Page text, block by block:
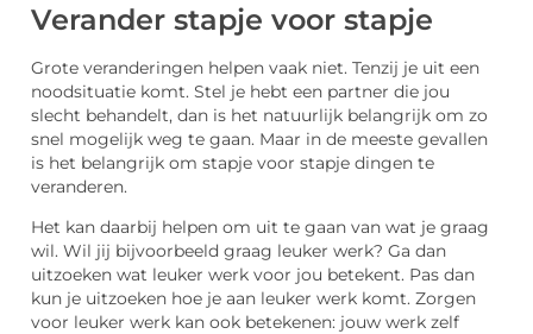
Verander stapje voor stapje
Grote veranderingen helpen vaak niet. Tenzij je uit een
noodsituatie komt. Stel je hebt een partner die jou
slecht behandelt, dan is het natuurlijk belangrijk om zo
snel mogelijk weg te gaan. Maar in de meeste gevallen
is het belangrijk om stapje voor stapje dingen te
veranderen.
Het kan daarbij helpen om uit te gaan van wat je graag
wil. Wil jij bijvoorbeeld graag leuker werk? Ga dan
uitzoeken wat leuker werk voor jou betekent. Pas dan
kun je uitzoeken hoe je aan leuker werk komt. Zorgen
voor leuker werk kan ook betekenen: jouw werk zelf